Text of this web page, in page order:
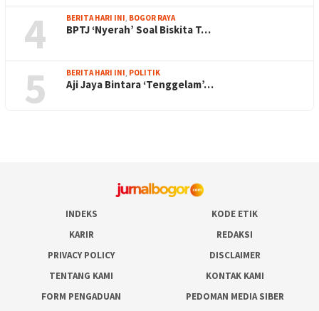
4 BERITA HARI INI, BOGOR RAYA
BPTJ ‘Nyerah’ Soal Biskita T…
5 BERITA HARI INI, POLITIK
Aji Jaya Bintara ‘Tenggelam’…
INDEKS
KODE ETIK
KARIR
REDAKSI
PRIVACY POLICY
DISCLAIMER
TENTANG KAMI
KONTAK KAMI
FORM PENGADUAN
PEDOMAN MEDIA SIBER